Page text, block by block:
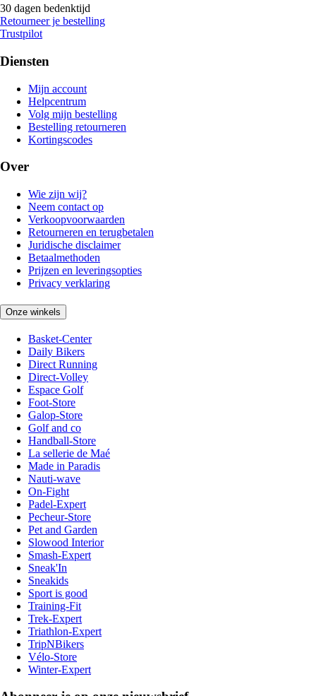
30 dagen bedenktijd
Retourneer je bestelling
Trustpilot
Diensten
Mijn account
Helpcentrum
Volg mijn bestelling
Bestelling retourneren
Kortingscodes
Over
Wie zijn wij?
Neem contact op
Verkoopvoorwaarden
Retourneren en terugbetalen
Juridische disclaimer
Betaalmethoden
Prijzen en leveringsopties
Privacy verklaring
Onze winkels
Basket-Center
Daily Bikers
Direct Running
Direct-Volley
Espace Golf
Foot-Store
Galop-Store
Golf and co
Handball-Store
La sellerie de Maé
Made in Paradis
Nauti-wave
On-Fight
Padel-Expert
Pecheur-Store
Pet and Garden
Slowood Interior
Smash-Expert
Sneak'In
Sneakids
Sport is good
Training-Fit
Trek-Expert
Triathlon-Expert
TripNBikers
Vélo-Store
Winter-Expert